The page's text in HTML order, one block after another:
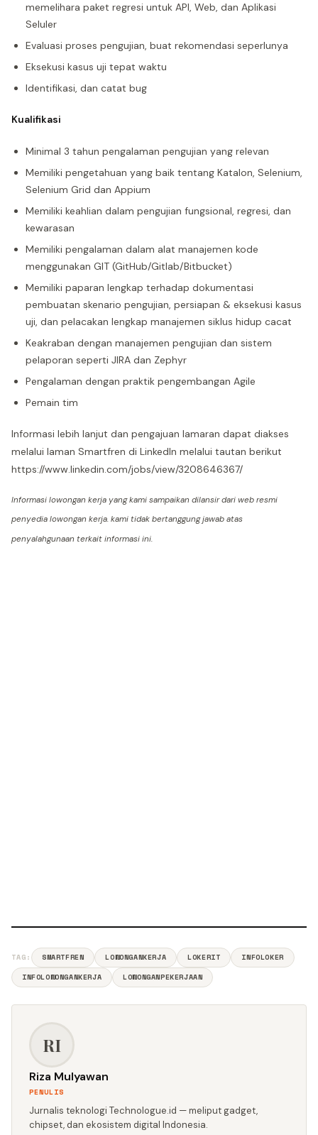
memelihara paket regresi untuk API, Web, dan Aplikasi
Seluler
Evaluasi proses pengujian, buat rekomendasi seperlunya
Eksekusi kasus uji tepat waktu
Identifikasi, dan catat bug
Kualifikasi
Minimal 3 tahun pengalaman pengujian yang relevan
Memiliki pengetahuan yang baik tentang Katalon, Selenium,
Selenium Grid dan Appium
Memiliki keahlian dalam pengujian fungsional, regresi, dan
kewarasan
Memiliki pengalaman dalam alat manajemen kode
menggunakan GIT (GitHub/Gitlab/Bitbucket)
Memiliki paparan lengkap terhadap dokumentasi
pembuatan skenario pengujian, persiapan & eksekusi kasus
uji, dan pelacakan lengkap manajemen siklus hidup cacat
Keakraban dengan manajemen pengujian dan sistem
pelaporan seperti JIRA dan Zephyr
Pengalaman dengan praktik pengembangan Agile
Pemain tim
Informasi lebih lanjut dan pengajuan lamaran dapat diakses
melalui laman Smartfren di LinkedIn melalui tautan berikut
https://www.linkedin.com/jobs/view/3208646367/
Informasi lowongan kerja yang kami sampaikan dilansir dari web resmi
penyedia lowongan kerja. kami tidak bertanggung jawab atas
penyalahgunaan terkait informasi ini.
TAG: SMARTFREN LOWONGANKERJA LOKERIT
INFOLOKER
INFOLOWONGANKERJA
LOWONGANPEKERJAAN
RI
Riza Mulyawan
PENULIS
Jurnalis teknologi Technologue.id — meliput gadget,
chipset, dan ekosistem digital Indonesia.